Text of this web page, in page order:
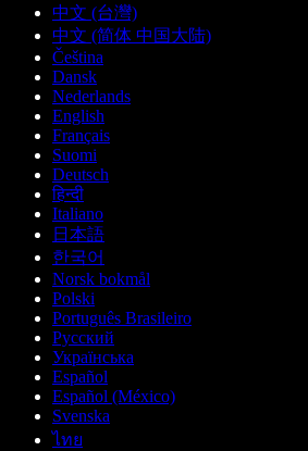
中文 (台灣)
中文 (简体 中国大陆)
Čeština
Dansk
Nederlands
English
Français
Suomi
Deutsch
हिन्दी
Italiano
日本語
한국어
Norsk bokmål
Polski
Português Brasileiro
Русский
Українська
Español
Español (México)
Svenska
ไทย